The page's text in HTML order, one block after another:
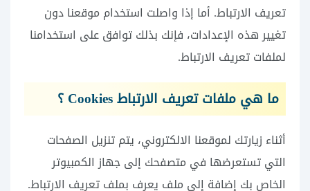
تعريف الارتباط. أما إذا واصلت استخدام موقعنا دون
تغيير هذه الإعدادات، فإنك بذلك توافق على استخدامنا
لملفات تعريف الارتباط.
ما هي ملفات تعريف الارتباط Cookies ؟
أثناء زيارتك لموقعنا الالكتروني، يتم تنزيل الصفحات
التي تستعرضها في متصفحك إلى جهاز الكمبيوتر
الخاص بك إضافة إلى ملف يعرف بملف تعريف الارتباط.